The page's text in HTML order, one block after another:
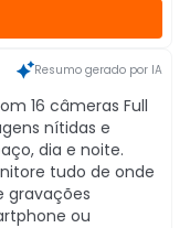
Resumo gerado por IA
16 câmeras Full
nítidas e
dia e noite.
tudo de onde
gravações
ou